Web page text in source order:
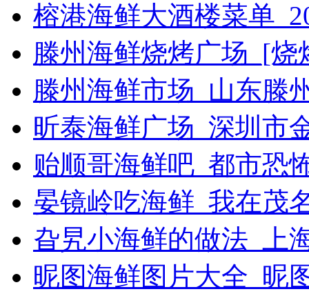
榕港海鲜大酒楼菜单
滕州海鲜烧烤广场_[
滕州海鲜市场_山东滕
昕泰海鲜广场_深圳市
贻顺哥海鲜吧_都市恐
晏镜岭吃海鲜_我在茂
旮旯小海鲜的做法_上
昵图海鲜图片大全_昵